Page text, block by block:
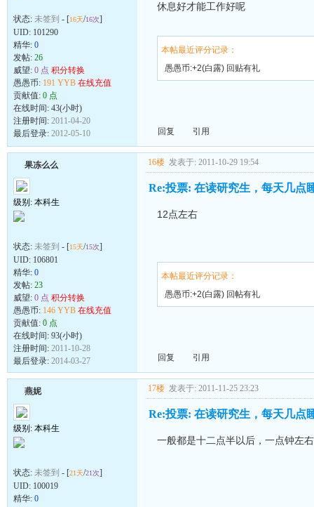
状态: 未签到 - [16天/16次]
UID: 101290
精华: 0
发帖: 26
威望: 0 点 积分转换
愚愚币: 191 YYB 在线充值
贡献值: 0 点
在线时间: 43(小时)
注册时间: 2011-04-20
最后登录: 2012-05-10
休息好才能工作好呢
本帖最近评分记录：
愚愚币:+2(白露) 回贴有礼
回复 引用
果冻么么
级别: 本科生
状态: 未签到 - [15天/15次]
UID: 106801
精华: 0
发帖: 23
威望: 0 点 积分转换
愚愚币: 146 YYB 在线充值
贡献值: 0 点
在线时间: 93(小时)
注册时间: 2011-10-28
最后登录: 2014-03-27
16楼 发表于: 2011-10-29 19:54
Re:投票: 在读研究生，每天几点
12点左右
本帖最近评分记录：
愚愚币:+2(白露) 回帖有礼
回复 引用
燕妮
级别: 本科生
状态: 未签到 - [21天/21次]
UID: 100019
精华: 0
17楼 发表于: 2011-11-25 23:23
Re:投票: 在读研究生，每天几点
一般都是十二点半以后，一点钟左